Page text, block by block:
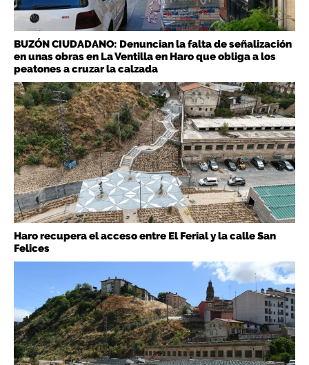
BUZÓN CIUDADANO: Denuncian la falta de señalización
en unas obras en La Ventilla en Haro que obliga a los
peatones a cruzar la calzada
Haro recupera el acceso entre El Ferial y la calle San
Felices